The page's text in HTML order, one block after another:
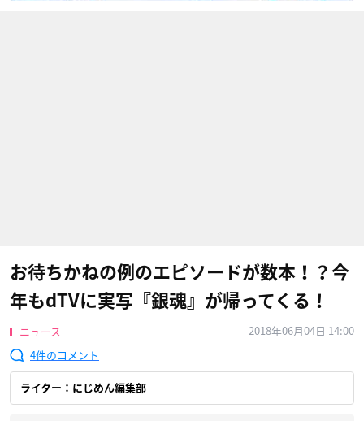
お待ちかねの例のエピソードが数本！？今
年もdTVに実写『銀魂』が帰ってくる！
ニュース
2018年06月04日 14:00
4
ライター：にじめん編集部